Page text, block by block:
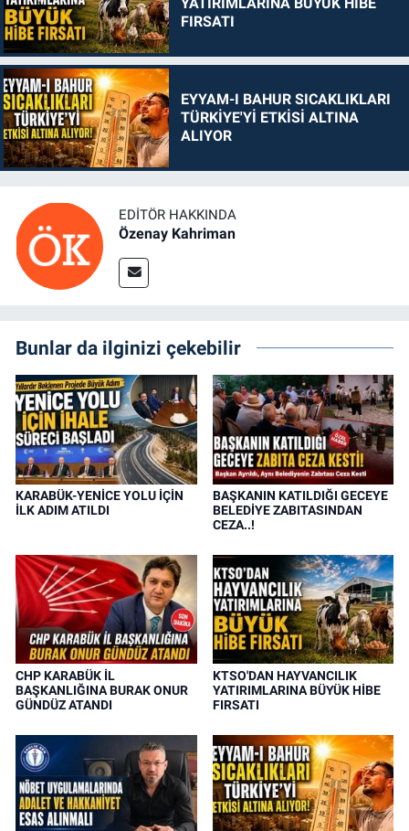
FIRSATI
EYYAM-I BAHUR SICAKLIKLARI
TÜRKİYE'Yİ ETKİSİ ALTINA
ALIYOR
EDITÖR HAKKINDA
Özenay Kahriman
Bunlar da ilginizi çekebilir
KARABÜK-YENİCE YOLU İÇİN
İLK ADIM ATILDI
BAŞKANIN KATILDIĞI GECEYE
BELEDİYE ZABITASINDAN
CEZA..!
CHP KARABÜK İL
BAŞKANLIĞINA BURAK ONUR
GÜNDÜZ ATANDI
KTSO'DAN HAYVANCILIK
YATIRIMLARINA BÜYÜK HİBE
FIRSATI